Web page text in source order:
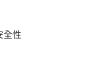
全性